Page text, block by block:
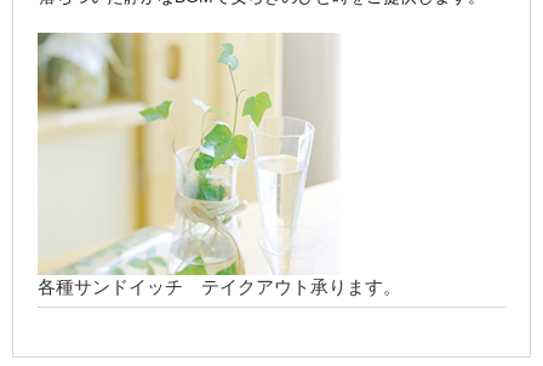
各種サンドイッチ テイクアウト承ります。